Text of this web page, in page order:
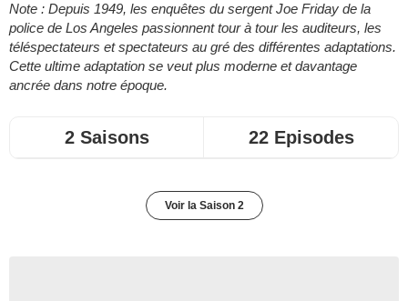
Note : Depuis 1949, les enquêtes du sergent Joe Friday de la
police de Los Angeles passionnent tour à tour les auditeurs, les
téléspectateurs et spectateurs au gré des différentes adaptations.
Cette ultime adaptation se veut plus moderne et davantage
ancrée dans notre époque.
2 Saisons 22 Episodes
Voir la Saison 2